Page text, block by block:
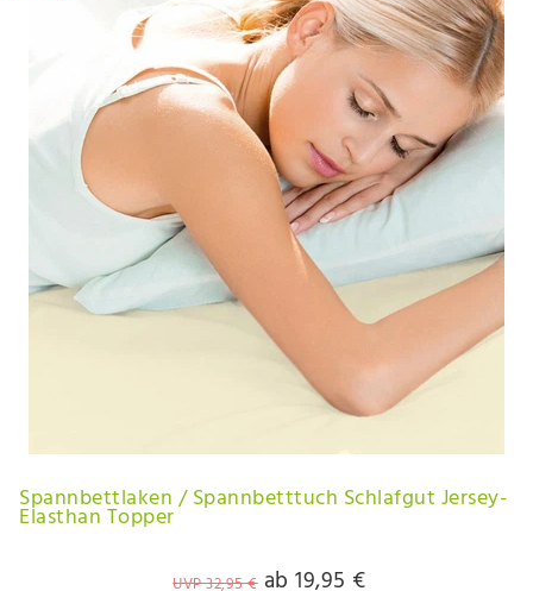
Spannbettlaken / Spannbetttuch Schlafgut Jersey-
Elasthan Topper
UVP 32,95 € ab 19,95 €